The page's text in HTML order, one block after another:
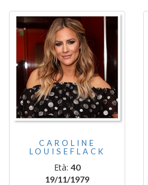
CAROLINE
LOUISEFLACK
Età: 40
19/11/1979